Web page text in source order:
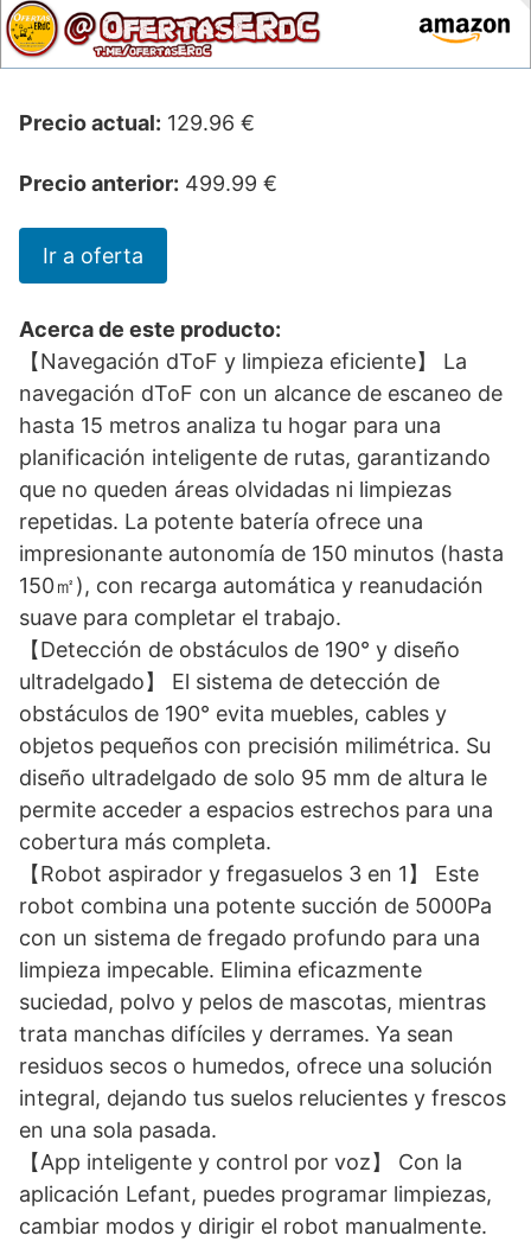
Precio actual: 129.96 €
Precio anterior: 499.99 €
Ir a oferta
Acerca de este producto:
【Navegación dToF y limpieza eficiente】 La
navegación dToF con un alcance de escaneo de
hasta 15 metros analiza tu hogar para una
planificación inteligente de rutas, garantizando
que no queden áreas olvidadas ni limpiezas
repetidas. La potente batería ofrece una
impresionante autonomía de 150 minutos (hasta
150㎡), con recarga automática y reanudación
suave para completar el trabajo.
【Detección de obstáculos de 190° y diseño
ultradelgado】 El sistema de detección de
obstáculos de 190° evita muebles, cables y
objetos pequeños con precisión milimétrica. Su
diseño ultradelgado de solo 95 mm de altura le
permite acceder a espacios estrechos para una
cobertura más completa.
【Robot aspirador y fregasuelos 3 en 1】 Este
robot combina una potente succión de 5000Pa
con un sistema de fregado profundo para una
limpieza impecable. Elimina eficazmente
suciedad, polvo y pelos de mascotas, mientras
trata manchas difíciles y derrames. Ya sean
residuos secos o humedos, ofrece una solución
integral, dejando tus suelos relucientes y frescos
en una sola pasada.
【App inteligente y control por voz】 Con la
aplicación Lefant, puedes programar limpiezas,
cambiar modos y dirigir el robot manualmente.